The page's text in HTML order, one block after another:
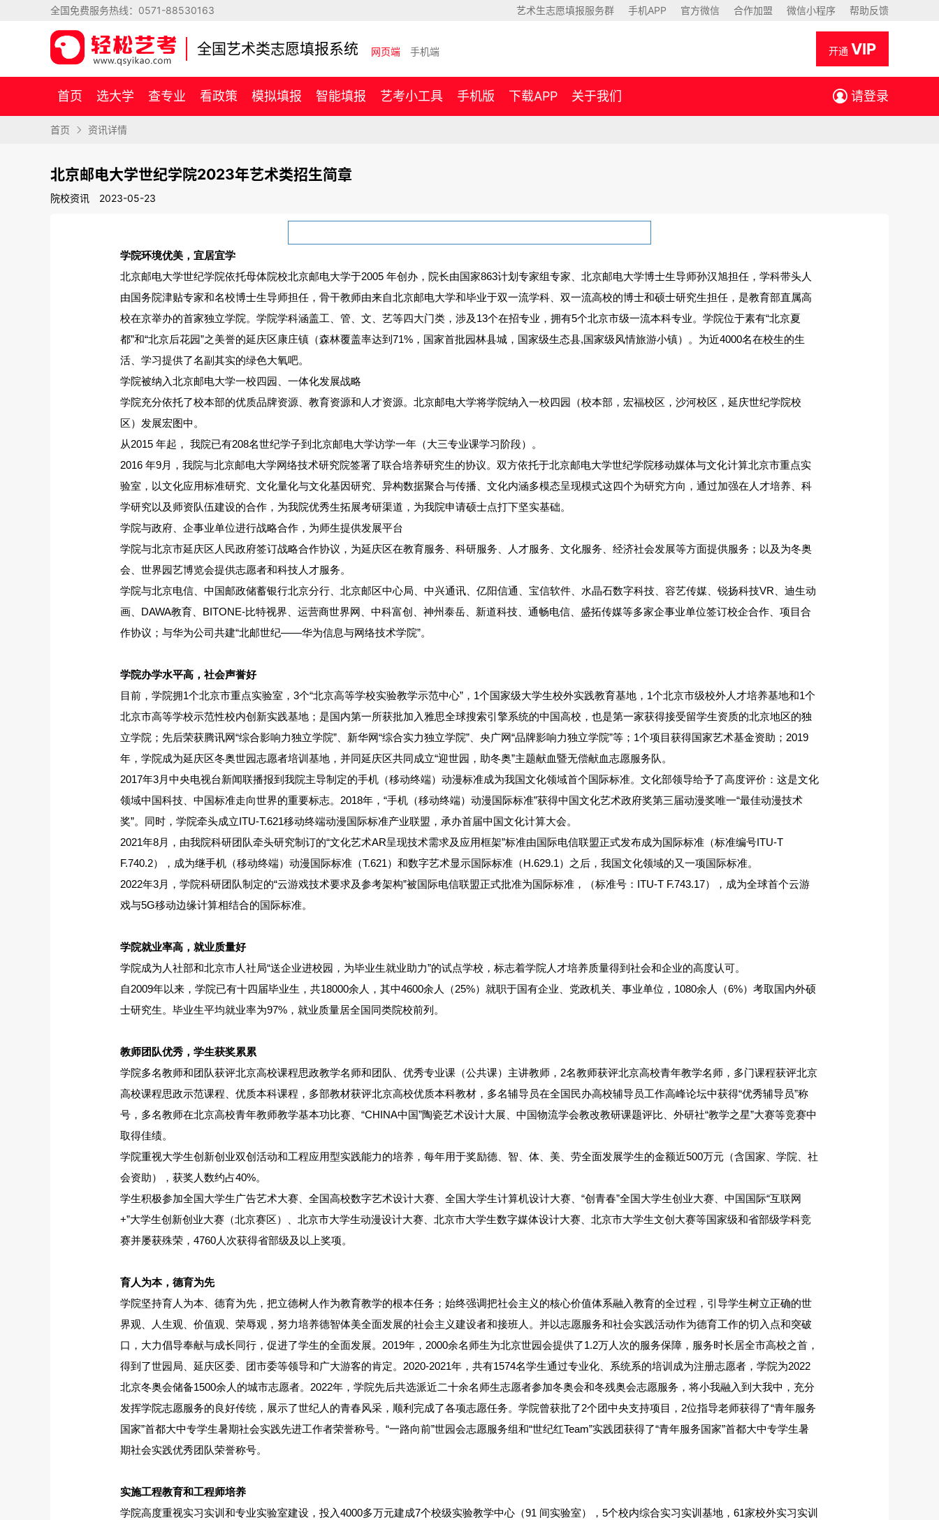
全国免费服务热线： 0571-88530163 艺术生志愿填报服务群 手机APP 官方微信 合作加盟 微信小程序 帮助反馈
全国艺术类志愿填报系统 网页端 手机端 开通 VIP
首页 选大学 查专业 看政策 模拟填报 智能填报 艺考小工具 手机版 下载APP 关于我们 请登录
首页 资讯详情
北京邮电大学世纪学院2023年艺术类招生简章
院校资讯 2023-05-23
学院环境优美，宜居宜学
北京邮电大学世纪学院依托母体院校北京邮电大学于2005 年创办，院长由国家863计划专家组专家、北京邮电大学博士生导师孙汉旭担任，学科带头人
由国务院津贴专家和名校博士生导师担任，骨干教师由来自北京邮电大学和毕业于双一流学科、双一流高校的博士和硕士研究生担任，是教育部直属高
校在京举办的首家独立学院。学院学科涵盖工、管、文、艺等四大门类，涉及13个在招专业，拥有5个北京市级一流本科专业。学院位于素有“北京夏
都”和“北京后花园”之美誉的延庆区康庄镇（森林覆盖率达到71%，国家首批园林县城，国家级生态县,国家级风情旅游小镇）。为近4000名在校生的生
活、学习提供了名副其实的绿色大氧吧。
学院被纳入北京邮电大学一校四园、一体化发展战略
学院充分依托了校本部的优质品牌资源、教育资源和人才资源。北京邮电大学将学院纳入一校四园（校本部，宏福校区，沙河校区，延庆世纪学院校
区）发展宏图中。
从2015 年起， 我院已有208名世纪学子到北京邮电大学访学一年（大三专业课学习阶段）。
2016 年9月，我院与北京邮电大学网络技术研究院签署了联合培养研究生的协议。双方依托于北京邮电大学世纪学院移动媒体与文化计算北京市重点实
验室，以文化应用标准研究、文化量化与文化基因研究、异构数据聚合与传播、文化内涵多模态呈现模式这四个为研究方向，通过加强在人才培养、科
学研究以及师资队伍建设的合作，为我院优秀生拓展考研渠道，为我院申请硕士点打下坚实基础。
学院与政府、企事业单位进行战略合作，为师生提供发展平台
学院与北京市延庆区人民政府签订战略合作协议，为延庆区在教育服务、科研服务、人才服务、文化服务、经济社会发展等方面提供服务；以及为冬奥
会、世界园艺博览会提供志愿者和科技人才服务。
学院与北京电信、中国邮政储蓄银行北京分行、北京邮区中心局、中兴通讯、亿阳信通、宝信软件、水晶石数字科技、容艺传媒、锐扬科技VR、迪生动
画、DAWA教育、BITONE-比特视界、运营商世界网、中科富创、神州泰岳、新道科技、通畅电信、盛拓传媒等多家企事业单位签订校企合作、项目合
作协议；与华为公司共建“北邮世纪——华为信息与网络技术学院”。
学院办学水平高，社会声誉好
目前，学院拥1个北京市重点实验室，3个“北京高等学校实验教学示范中心”，1个国家级大学生校外实践教育基地，1个北京市级校外人才培养基地和1个
北京市高等学校示范性校内创新实践基地；是国内第一所获批加入雅思全球搜索引擎系统的中国高校，也是第一家获得接受留学生资质的北京地区的独
立学院；先后荣获腾讯网“综合影响力独立学院”、新华网“综合实力独立学院”、央广网“品牌影响力独立学院”等；1个项目获得国家艺术基金资助；2019
年，学院成为延庆区冬奥世园志愿者培训基地，并同延庆区共同成立“迎世园，助冬奥”主题献血暨无偿献血志愿服务队。
2017年3月中央电视台新闻联播报到我院主导制定的手机（移动终端）动漫标准成为我国文化领域首个国际标准。文化部领导给予了高度评价：这是文化
领域中国科技、中国标准走向世界的重要标志。2018年，“手机（移动终端）动漫国际标准”获得中国文化艺术政府奖第三届动漫奖唯一“最佳动漫技术
奖”。同时，学院牵头成立ITU-T.621移动终端动漫国际标准产业联盟，承办首届中国文化计算大会。
2021年8月，由我院科研团队牵头研究制订的“文化艺术AR呈现技术需求及应用框架”标准由国际电信联盟正式发布成为国际标准（标准编号ITU-T
F.740.2），成为继手机（移动终端）动漫国际标准（T.621）和数字艺术显示国际标准（H.629.1）之后，我国文化领域的又一项国际标准。
2022年3月，学院科研团队制定的“云游戏技术要求及参考架构”被国际电信联盟正式批准为国际标准，（标准号：ITU-T F.743.17），成为全球首个云游
戏与5G移动边缘计算相结合的国际标准。
学院就业率高，就业质量好
学院成为人社部和北京市人社局“送企业进校园，为毕业生就业助力”的试点学校，标志着学院人才培养质量得到社会和企业的高度认可。
自2009年以来，学院已有十四届毕业生，共18000余人，其中4600余人（25%）就职于国有企业、党政机关、事业单位，1080余人（6%）考取国内外硕
士研究生。毕业生平均就业率为97%，就业质量居全国同类院校前列。
教师团队优秀，学生获奖累累
学院多名教师和团队获评北京高校课程思政教学名师和团队、优秀专业课（公共课）主讲教师，2名教师获评北京高校青年教学名师，多门课程获评北京
高校课程思政示范课程、优质本科课程，多部教材获评北京高校优质本科教材，多名辅导员在全国民办高校辅导员工作高峰论坛中获得“优秀辅导员”称
号，多名教师在北京高校青年教师教学基本功比赛、“CHINA中国”陶瓷艺术设计大展、中国物流学会教改教研课题评比、外研社“教学之星”大赛等竞赛中
取得佳绩。
学院重视大学生创新创业双创活动和工程应用型实践能力的培养，每年用于奖励德、智、体、美、劳全面发展学生的金额近500万元（含国家、学院、社
会资助），获奖人数约占40%。
学生积极参加全国大学生广告艺术大赛、全国高校数字艺术设计大赛、全国大学生计算机设计大赛、“创青春”全国大学生创业大赛、中国国际“互联网
+”大学生创新创业大赛（北京赛区）、北京市大学生动漫设计大赛、北京市大学生数字媒体设计大赛、北京市大学生文创大赛等国家级和省部级学科竞
赛并屡获殊荣，4760人次获得省部级及以上奖项。
育人为本，德育为先
学院坚持育人为本、德育为先，把立德树人作为教育教学的根本任务；始终强调把社会主义的核心价值体系融入教育的全过程，引导学生树立正确的世
界观、人生观、价值观、荣辱观，努力培养德智体美全面发展的社会主义建设者和接班人。并以志愿服务和社会实践活动作为德育工作的切入点和突破
口，大力倡导奉献与成长同行，促进了学生的全面发展。2019年，2000余名师生为北京世园会提供了1.2万人次的服务保障，服务时长居全市高校之首，
得到了世园局、延庆区委、团市委等领导和广大游客的肯定。2020-2021年，共有1574名学生通过专业化、系统系的培训成为注册志愿者，学院为2022
北京冬奥会储备1500余人的城市志愿者。2022年，学院先后共选派近二十余名师生志愿者参加冬奥会和冬残奥会志愿服务，将小我融入到大我中，充分
发挥学院志愿服务的良好传统，展示了世纪人的青春风采，顺利完成了各项志愿任务。学院曾获批了2个团中央支持项目，2位指导老师获得了“青年服务
国家”首都大中专学生暑期社会实践先进工作者荣誉称号。“一路向前”世园会志愿服务组和“世纪红Team”实践团获得了“青年服务国家”首都大中专学生暑
期社会实践优秀团队荣誉称号。
实施工程教育和工程师培养
学院高度重视实习实训和专业实验室建设，投入4000多万元建成7个校级实验教学中心（91 间实验室），5个校内综合实习实训基地，61家校外实习实训